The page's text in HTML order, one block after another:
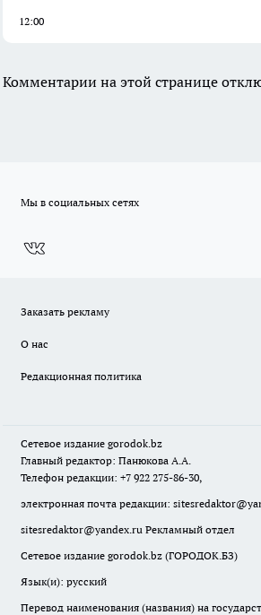
12:00
Комментарии на этой странице
Мы в социальных сетях
Заказать рекламу
О нас
Редакционная политика
Сетевое издание gorodok.bz
Главный редактор: Панюкова А.А.
Телефон редакции: +7 922 275-86-30,
электронная почта редакции:
sitesredaktor@yandex.ru Рекламный отдел
Сетевое издание gorodok.bz (ГОРОДОК.БЗ)
Язык(и): русский
Перевод наименования (названия) на